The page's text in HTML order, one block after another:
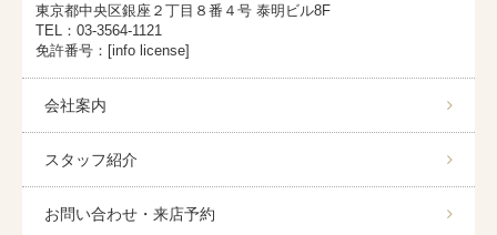
東京都中央区銀座２丁目８番４号 泰明ビル8F
TEL：03-3564-1121
免許番号：[info license]
会社案内
スタッフ紹介
お問い合わせ・来店予約